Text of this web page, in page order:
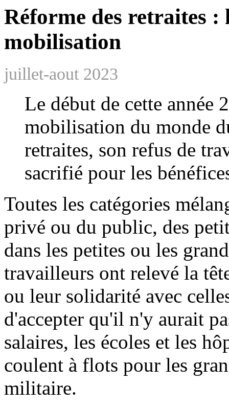
Réforme des retraites :
mobilisation
juillet-aout 2023
Le début de cette année
mobilisation du monde
retraites, son refus de
sacrifié pour les
Toutes les catégories
privé ou du public, des
dans les petites ou les
travailleurs ont relevé la
ou leur solidarité avec
d'accepter qu'il n'y aurait
salaires, les écoles et les
coulent à flots pour les
militaire.